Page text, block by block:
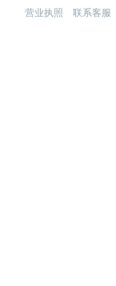
营业执照
联系客服